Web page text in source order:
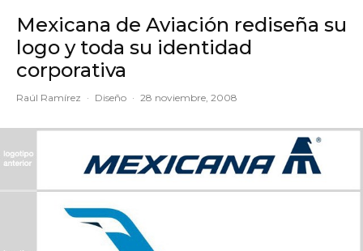
Mexicana de Aviación rediseña su
logo y toda su identidad
corporativa
Raúl Ramírez · Diseño · 28 noviembre, 2008